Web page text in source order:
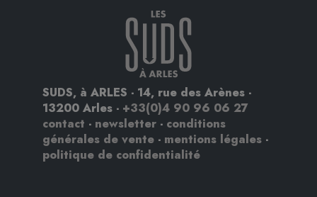
SUDS, à ARLES - 14, rue des Arènes -
13200 Arles - +33(0)4 90 96 06 27
contact - newsletter - conditions
générales de vente - mentions légales -
politique de confidentialité